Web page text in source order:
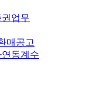
업무
매공고
동계수